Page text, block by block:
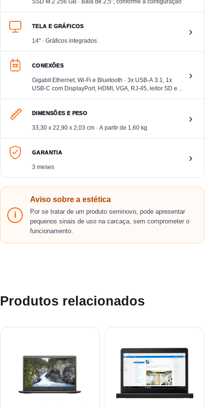
SSD M.2 256 GB · Baia de 2,5″, conforme a configuração
TELA E GRÁFICOS
14" · Gráficos integrados
›
CONEXÕES
Gigabit Ethernet, Wi-Fi e Bluetooth · 3x USB-A 3.1, 1x
USB-C com DisplayPort, HDMI, VGA, RJ-45, leitor SD e
›
DIMENSÕES E PESO
33,30 x 22,90 x 2,03 cm · A partir de 1,60 kg
›
GARANTIA
3 meses
›
i
Aviso sobre a estética
Por se tratar de um produto seminovo, pode apresentar
pequenos sinais de uso na carcaça, sem comprometer o
funcionamento.
Produtos relacionados